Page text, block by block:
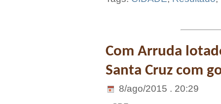
Com Arruda
Santa Cruz com
8/ago/2015 . 20:29